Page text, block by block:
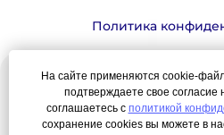
Политика
Наша
Мы — честно, много,
На сайте применяются cookie-
подтверждаете свое согласие
соглашаетесь с политикой
сохранение cookies вы можете в